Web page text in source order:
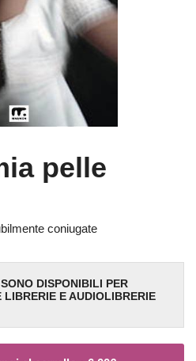
pelle
coniugate
DISPONIBILI PER
LIBRERIE E AUDIOLIBRERIE